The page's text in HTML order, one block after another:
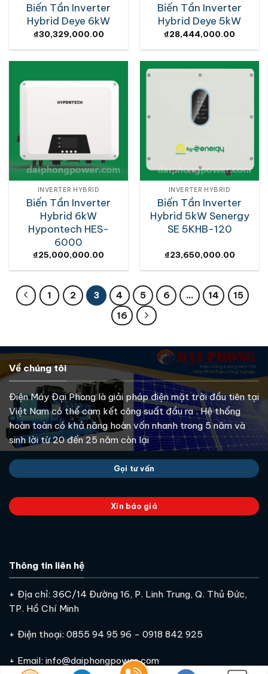
Biến Tần Inverter
Hybrid Deye 6kW
₫30,329,000.00
Biến Tần Inverter
Hybrid Deye 5kW
₫28,444,000.00
INVERTER HYBRID
Biến Tần Inverter
Hybrid 6kW
Hypontech HES-
6000
₫25,000,000.00
INVERTER HYBRID
Biến Tần Inverter
Hybrid 5kW Senergy
SE 5KHB-120
₫23,650,000.00
1 2 3 4 5 6 … 14
15
16
Về chúng tôi
Điện Máy Đại Phong là giải pháp điện mặt trời đầu tiên tại
Việt Nam có thể cam kết công suất đầu ra . Hệ thống
hoàn toàn có khả năng hoàn vốn nhanh trong 5 năm và
sinh lời từ 20 đến 25 năm còn lại
Gọi tư vấn
Xin báo giá
Thông tin liên hệ
+ Địa chỉ: 36C/14 Đường 16, P. Linh Trung, Q. Thủ Đức,
TP. Hồ Chí Minh
+ Điện thoại: 0855 94 95 96 - 0918 842 925
+ Email: info@daiphongpower.com